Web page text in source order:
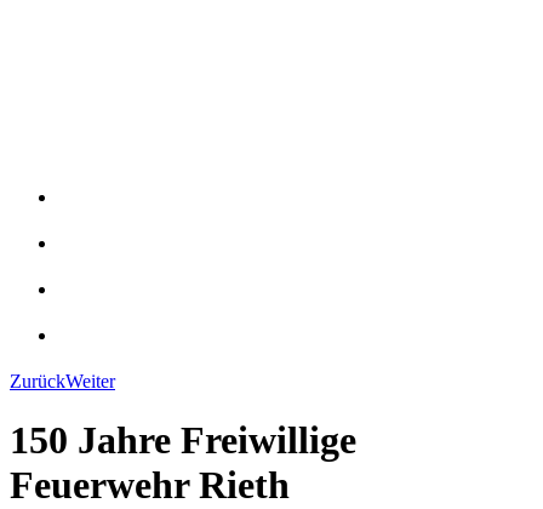
ZurückWeiter
150 Jahre Freiwillige
Feuerwehr Rieth